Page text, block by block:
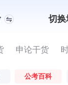
切换
申论干货
公考百科